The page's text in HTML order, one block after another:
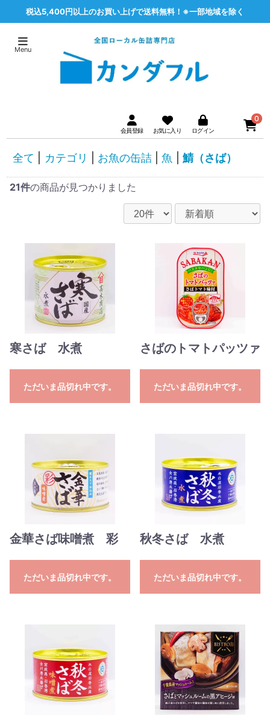
税込5,400円以上のお買い上げで送料無料！※一部地域を除く
0
全て カテゴリ お魚の缶詰 魚 鯖（さば）
21件の商品が見つかりました
寒さば 水煮
ただいま品切れ中です。
さばのトマトパッツァ
ただいま品切れ中です。
金華さば味噌煮 彩
ただいま品切れ中です。
秋冬さば 水煮
ただいま品切れ中です。